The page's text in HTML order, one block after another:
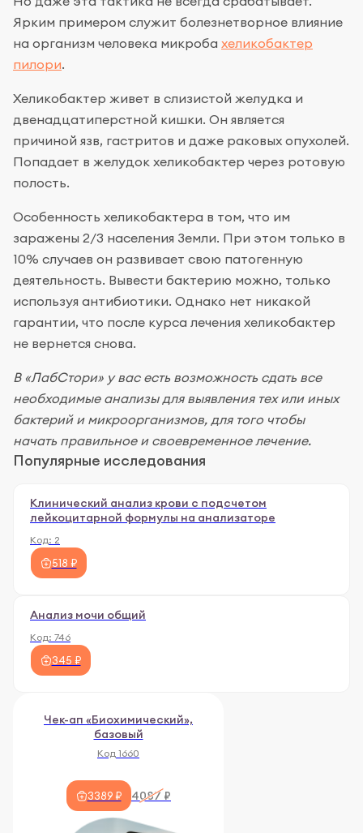
Ярким примером служит болезнетворное влияние
на организм человека микроба хеликобактер
пилори.
Хеликобактер живет в слизистой желудка и
двенадцатиперстной кишки. Он является
причиной язв, гастритов и даже раковых опухолей.
Попадает в желудок хеликобактер через ротовую
полость.
Особенность хеликобактера в том, что им
заражены 2/3 населения Земли. При этом только в
10% случаев он развивает свою патогенную
деятельность. Вывести бактерию можно, только
используя антибиотики. Однако нет никакой
гарантии, что после курса лечения хеликобактер
не вернется снова.
В «ЛабСтори» у вас есть возможность сдать все
необходимые анализы для выявления тех или иных
бактерий и микроорганизмов, для того чтобы
начать правильное и своевременное лечение.
Популярные исследования
Клинический анализ крови с подсчетом
лейкоцитарной формулы на анализаторе
Код: 2
518 ₽
Анализ мочи общий
Код: 746
345 ₽
Чек-ап «Биохимический»,
базовый
Код 1660
3389 ₽ 4087 ₽